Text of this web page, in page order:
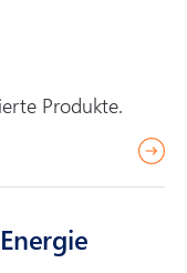
Produkte.
r
e